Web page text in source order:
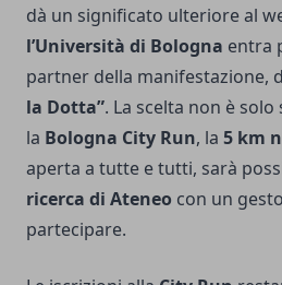
dà un significato ulteriore al
l’Università di Bologna entra
partner della manifestazione,
la Dotta”. La scelta non è
la Bologna City Run, la 5 km
aperta a tutte e tutti, sarà
ricerca di Ateneo con un
partecipare.